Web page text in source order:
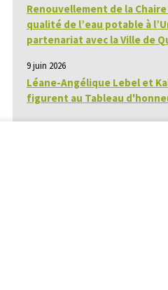
Renouvellement de la
qualité de l’eau potable à
partenariat avec la Ville de
9 juin 2026
Léane-Angélique Lebel et
figurent au Tableau